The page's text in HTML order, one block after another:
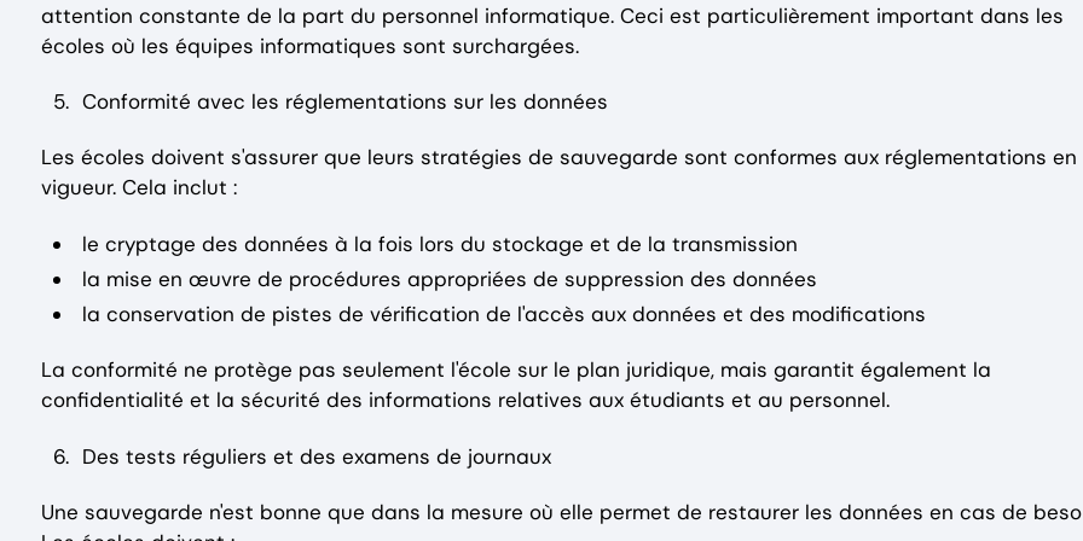
attention constante de la part du personnel informatique. Ceci est particulièrement important dans les
écoles où les équipes informatiques sont surchargées.
Conformité avec les réglementations sur les données
Les écoles doivent s'assurer que leurs stratégies de sauvegarde sont conformes aux réglementations en
vigueur. Cela inclut :
le cryptage des données à la fois lors du stockage et de la transmission
la mise en œuvre de procédures appropriées de suppression des données
la conservation de pistes de vérification de l'accès aux données et des modifications
La conformité ne protège pas seulement l'école sur le plan juridique, mais garantit également la
confidentialité et la sécurité des informations relatives aux étudiants et au personnel.
Des tests réguliers et des examens de journaux
Une sauvegarde n'est bonne que dans la mesure où elle permet de restaurer les données en cas de